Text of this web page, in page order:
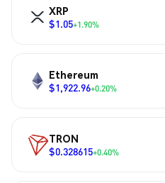
XRP
$1.05+1.90%
Ethereum
$1,922.96+0.20%
TRON
$0.328615+0.40%